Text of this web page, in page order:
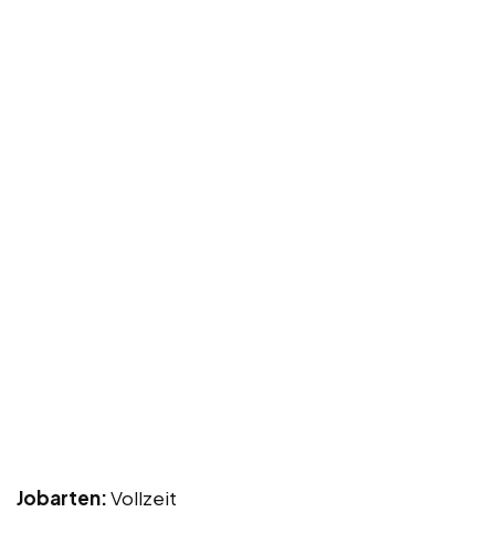
Jobarten:Vollzeit